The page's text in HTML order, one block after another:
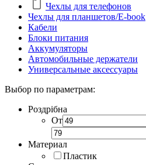
Чехлы для телефонов
Чехлы для планшетов/E-book
Кабели
Блоки питания
Аккумуляторы
Автомобильные держатели
Универсальные аксессуары
Выбор по параметрам:
Роздрібна
От
Материал
Пластик